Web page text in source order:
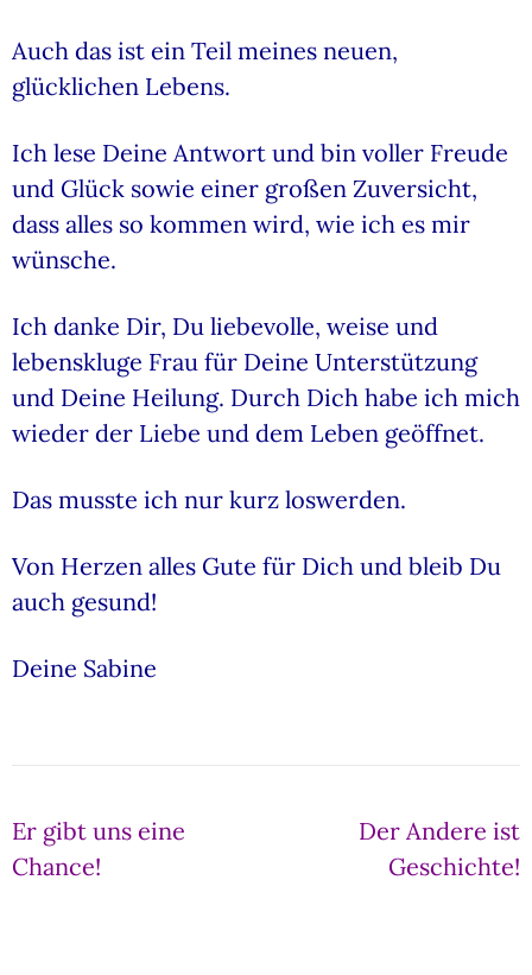
Auch das ist ein Teil meines neuen,
glücklichen Lebens.
Ich lese Deine Antwort und bin voller Freude
und Glück sowie einer großen Zuversicht,
dass alles so kommen wird, wie ich es mir
wünsche.
Ich danke Dir, Du liebevolle, weise und
lebenskluge Frau für Deine Unterstützung
und Deine Heilung. Durch Dich habe ich mich
wieder der Liebe und dem Leben geöffnet.
Das musste ich nur kurz loswerden.
Von Herzen alles Gute für Dich und bleib Du
auch gesund!
Deine Sabine
Beitragsnavigation
Er gibt uns eine
Chance!
Der Andere ist
Geschichte!